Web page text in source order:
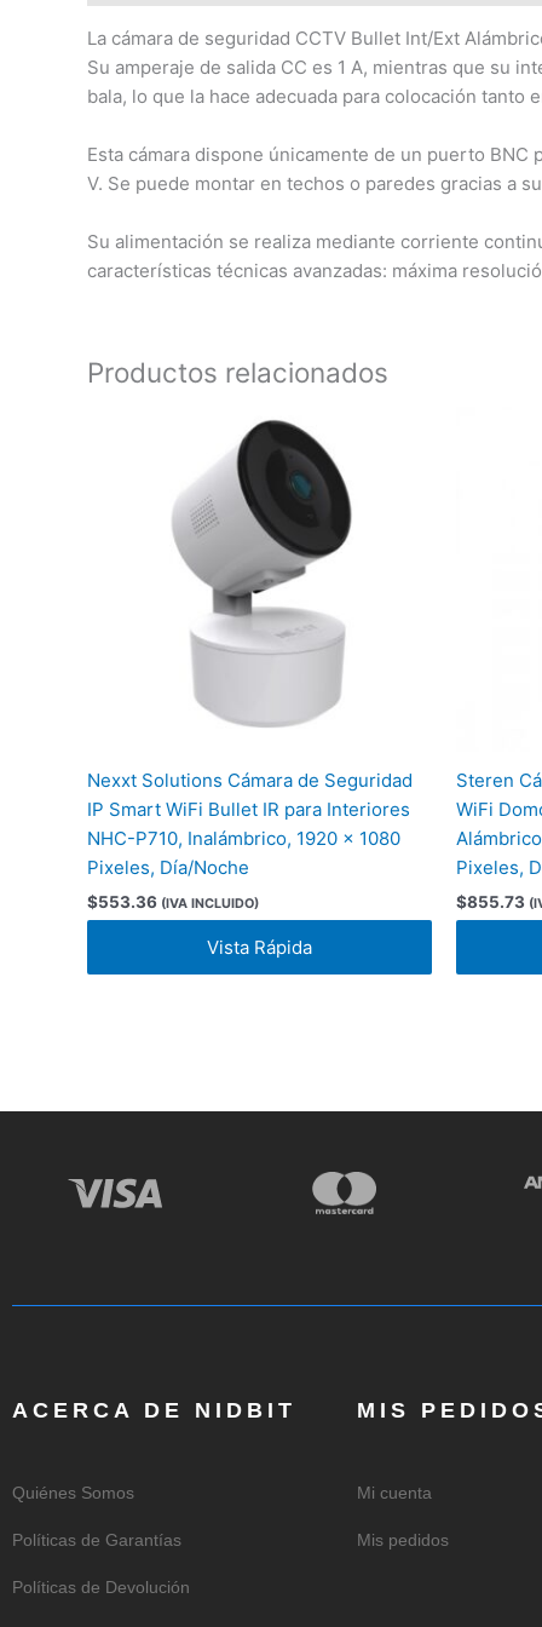
La cámara de seguridad CCTV Bullet Int/Ext
Su amperaje de salida CC es 1 A, mientras que su
bala, lo que la hace adecuada para colocación tanto
Esta cámara dispone únicamente de un puerto
V. Se puede montar en techos o paredes gracias a
Su alimentación se realiza mediante corriente
características técnicas avanzadas: máxima
Productos relacionados
Nexxt Solutions Cámara de Seguridad
IP Smart WiFi Bullet IR para Interiores
NHC-P710, Inalámbrico, 1920 x 1080
Pixeles, Día/Noche
$553.36 (IVA INCLUIDO)
Vista Rápida
Steren
WiFi
Pixeles,
$855.73
ACERCA DE NIDBIT
Quiénes Somos
Políticas de Garantías
Políticas de Devolución
MIS
Mi cuenta
Mis pedidos